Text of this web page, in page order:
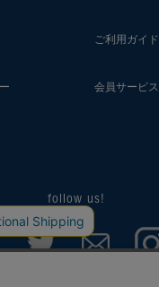
ご利用ガイド
会員サービス
follow us!